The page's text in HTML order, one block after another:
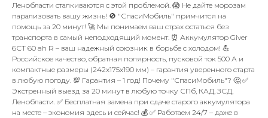
Ленобласти сталкиваются с этой проблемой. 😱 Не дайте морозам
парализовать вашу жизнь! 🚫 "СпасиМобиль" примчится на
помощь за 20 минут! 🚀 Мы понимаем ваш страх остаться без
транспорта в самый неподходящий момент. ⏰ Аккумулятор Giver
6СТ 60 ah R – ваш надежный союзник в борьбе с холодом! 💪
Российское качество, обратная полярность, пусковой ток 500 А и
компактные размеры (242x175x190 мм) – гарантия уверенного старта
в любую погоду. 💯 Гарантия – 1 год! Почему "СпасиМобиль"? 🤔 ✅
Экстренный выезд за 20 минут в любую точку СПб, КАД, ЗСД,
Ленобласти. ✅ Бесплатная замена при сдаче старого аккумулятора
на месте – экономия здесь и сейчас! 💰 ✅ Работаем 24/7 – даже в